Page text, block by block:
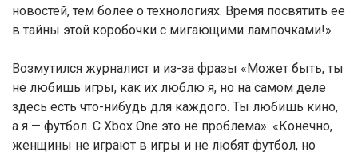
новостей, тем более о технологиях. Время посвятить ее
в тайны этой коробочки с мигающими лампочками!»
Возмутился журналист и из-за фразы «Может быть, ты
не любишь игры, как их люблю я, но на самом деле
здесь есть что-нибудь для каждого. Ты любишь кино,
а я — футбол. С Xbox One это не проблема». «Конечно,
женщины не играют в игры и не любят футбол, но